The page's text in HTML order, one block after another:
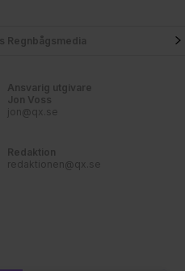
Regnbågsmedia
Ansvarig utgivare
Jon Voss
jon@qx.se
Redaktion
redaktionen@qx.se